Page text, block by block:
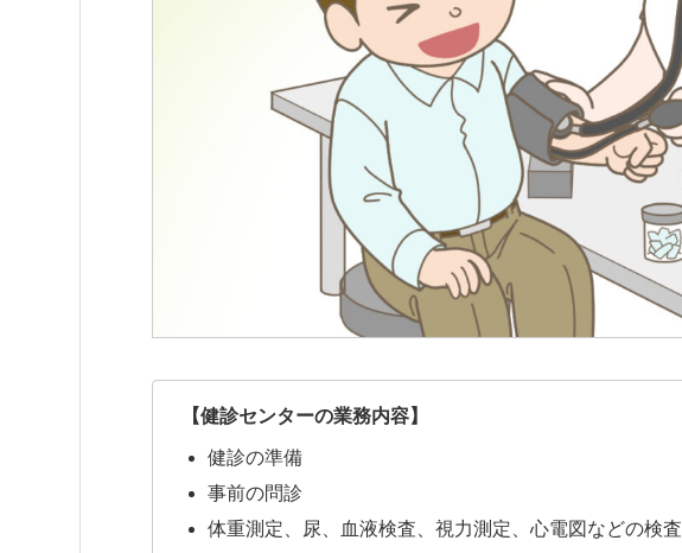
【健診センターの業務内容】
健診の準備
事前の問診
体重測定、尿、血液検査、視力測定、心電図などの検査